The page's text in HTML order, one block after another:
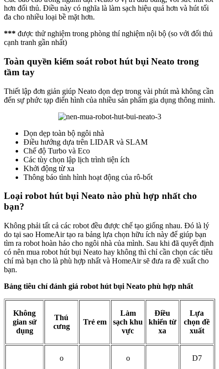
hơn đối thủ. Điều này có nghĩa là làm sạch hiệu quả hơn và hút tối
đa cho nhiều loại bề mặt hơn.
*** được thử nghiệm trong phòng thí nghiệm nội bộ (so với đối thủ
cạnh tranh gần nhất)
Toàn quyền kiểm soát robot hút bụi Neato trong
tầm tay
Thiết lập đơn giản giúp Neato dọn dẹp trong vài phút mà không cần
đến sự phức tạp điển hình của nhiều sản phẩm gia dụng thông minh.
Dọn dẹp toàn bộ ngôi nhà
Điều hướng dựa trên LIDAR và SLAM
Chế độ Turbo và Eco
Các tùy chọn lập lịch trình tiện ích
Khởi động từ xa
Thông báo tình hình hoạt động của rô-bốt
Loại robot hút bụi Neato nào phù hợp nhất cho
bạn?
Không phải tất cả các robot đều được chế tạo giống nhau. Đó là lý
do tại sao HomeAir tạo ra bảng lựa chọn hữu ích này để giúp bạn
tìm ra robot hoàn hảo cho ngôi nhà của mình. Sau khi đã quyết định
có nên mua robot hút bụi Neato hay không thì chỉ cần chọn các tiêu
chí mà bạn cho là phù hợp nhất và HomeAir sẽ đưa ra đề xuất cho
bạn.
Bảng tiêu chí đánh giá robot hút bụi Neato phù hợp nhất
Không
gian sử
dụng
Thú
cưng
Trẻ em
Làm
sạch khu
vực
Điều
khiển từ
xa
Lựa
chọn đề
xuất
o o D7